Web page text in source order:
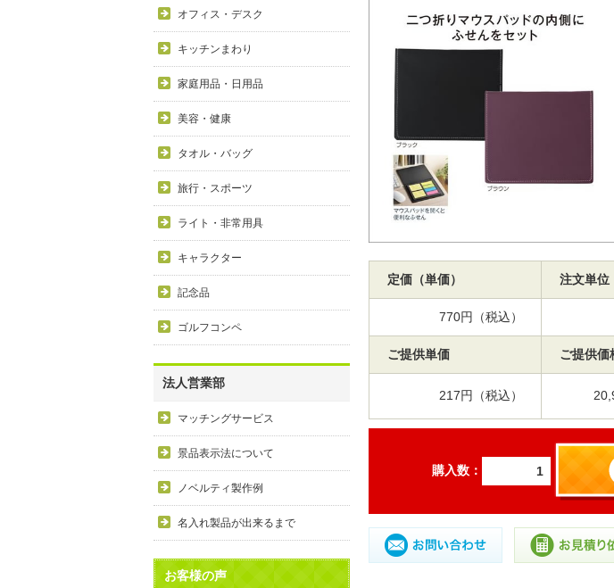
オフィス・デスク
キッチンまわり
家庭用品・日用品
美容・健康
タオル・バッグ
旅行・スポーツ
ライト・非常用具
キャラクター
記念品
ゴルフコンペ
法人営業部
マッチングサービス
景品表示法について
ノベルティ製作例
名入れ製品が出来るまで
お客様の声
定価（単価） 注文単位
770円（税込）
ご提供単価 ご提供価
217円（税込）
購入数：